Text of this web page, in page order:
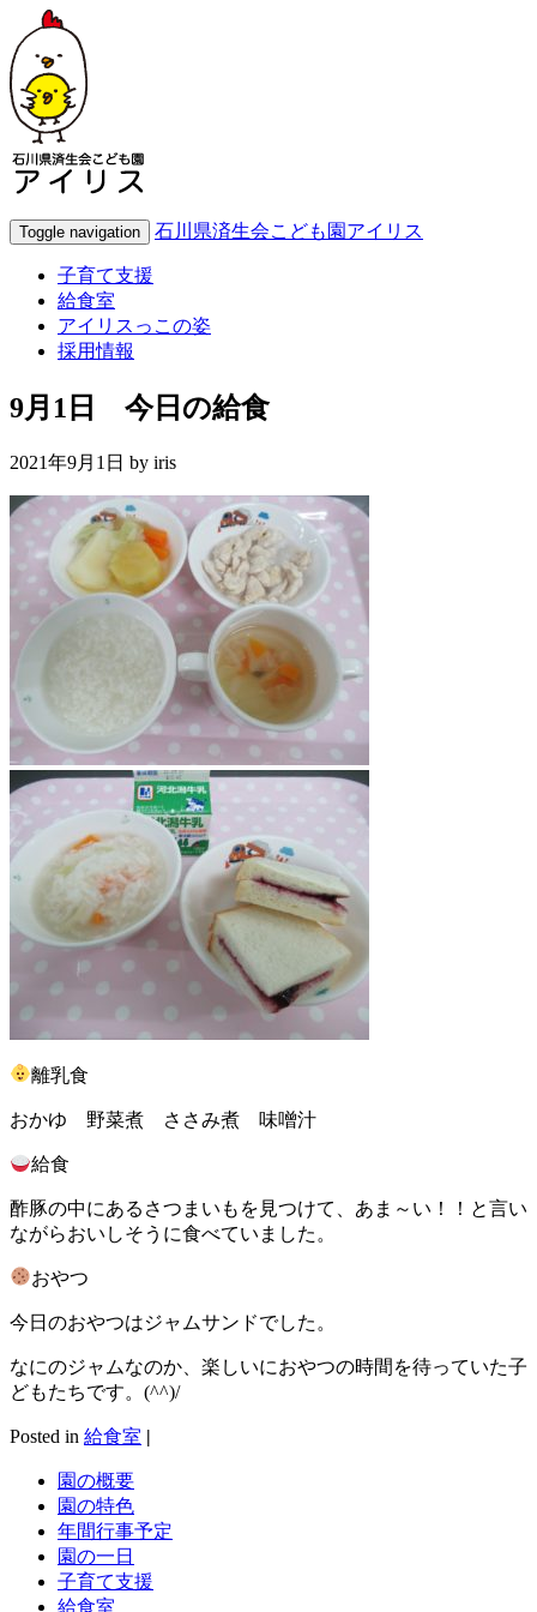
Toggle navigation 石川県済生会こども園アイリス
子育て支援
給食室
アイリスっこの姿
採用情報
9月1日 今日の給食
2021年9月1日 by iris
離乳食
おかゆ 野菜煮 ささみ煮 味噌汁
給食
酢豚の中にあるさつまいもを見つけて、あま～い！！と言い
ながらおいしそうに食べていました。
おやつ
今日のおやつはジャムサンドでした。
なにのジャムなのか、楽しいにおやつの時間を待っていた子
どもたちです。(^^)/
Posted in 給食室 |
園の概要
園の特色
年間行事予定
園の一日
子育て支援
給食室